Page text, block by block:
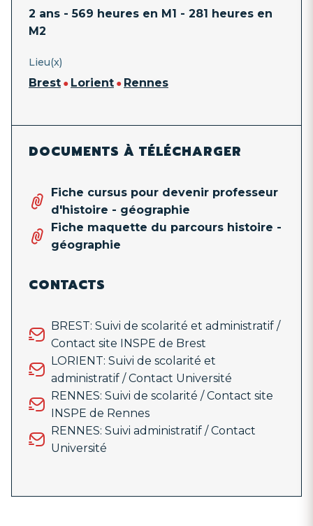
2 ans - 569 heures en M1 - 281 heures en
M2
Lieu(x)
Brest Lorient Rennes
DOCUMENTS À TÉLÉCHARGER
Fiche cursus pour devenir professeur
d'histoire - géographie
Fiche maquette du parcours histoire -
géographie
CONTACTS
BREST: Suivi de scolarité et administratif /
Contact site INSPE de Brest
LORIENT: Suivi de scolarité et
administratif / Contact Université
RENNES: Suivi de scolarité / Contact site
INSPE de Rennes
RENNES: Suivi administratif / Contact
Université